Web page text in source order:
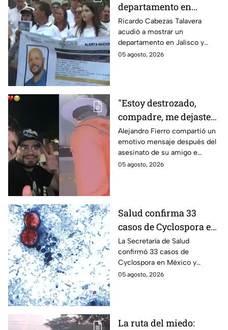
departamento en
Zapopan y no volvió a
casa: Buscan a Ricardo
Cabezas Talavera en
Jalisco
Ricardo Cabezas Talavera
acudió a mostrar un
departamento en Jalisco y
después desapareció;
05 agosto, 2026
"Estoy destrozado,
compadre, me dejaste":
Así reaccionó
Alejandro Fierro al
asesinato del
influencer César
Alejandro Fierro compartió un
emotivo mensaje después del
asesinato de su amigo e
influencer César Gastélum;
05 agosto, 2026
Salud confirma 33
casos de Cyclospora en
México: ¿en qué estado
se reportan los brotes
de diarrea explosiva?
La Secretaría de Salud
confirmó 33 casos de
Cyclospora en México y
mantiene investigaciones en
05 agosto, 2026
La ruta del miedo: